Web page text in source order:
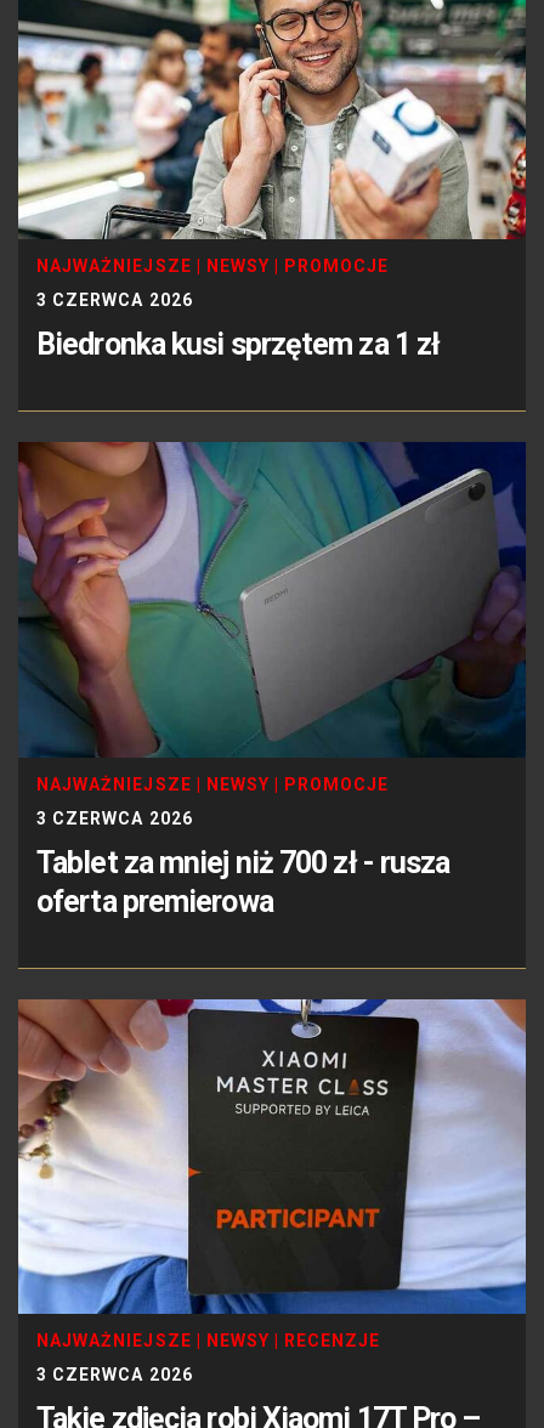
NAJWAŻNIEJSZE NEWSY
PROMOCJE
3 CZERWCA 2026
Biedronka kusi sprzętem za 1 zł
NAJWAŻNIEJSZE | NEWSY | PROMOCJE
3 CZERWCA 2026
Tablet za mniej niż 700 zł - rusza
oferta premierowa
NAJWAŻNIEJSZE NEWSY
RECENZJE
3 CZERWCA 2026
Takie zdjęcia robi Xiaomi 17T Pro –